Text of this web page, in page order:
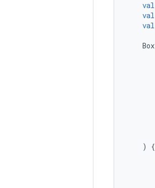
val
val
val
Box
)
{